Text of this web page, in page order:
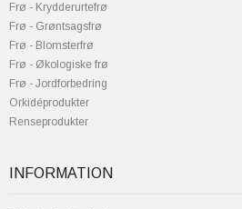
Frø - Krydderurtefrø
Frø - Grøntsagsfrø
Frø - Blomsterfrø
Frø - Økologiske frø
Frø - Jordforbedring
Orkidéprodukter
Renseprodukter
INFORMATION